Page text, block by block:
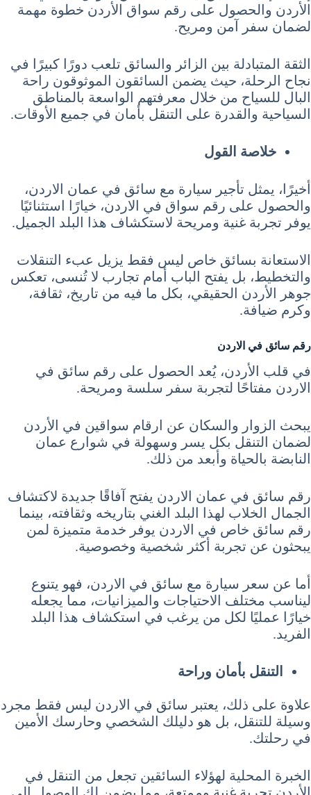
الأردن والحصول على رقم سواق الأردن خطوة مهمة
لضمان سفر آمن ومريح.
الثقة المتبادلة بين الزائر والسائق تلعب دورًا كبيرًا في
نجاح الرحلة، حيث يضمن السائقون الموثوقون راحة
البال للسياح من خلال معرفتهم الواسعة بالمناطق
السياحية والقدرة على التنقل بأمان في جميع الأوقات.
خلاصة القول
أخيرًا، يمثل تأجير سيارة مع سائق في عمان الاردن،
والحصول على رقم سواق في الاردن، خيارًا استثنائيًا
يوفر تجربة غنية ومريحة لاستكشاف هذا البلد الجميل.
الاستعانة بسائق خاص ليس فقط يزيل عبء التنقلات
والتخطيط، بل يفتح الباب أمام تجارب لا تُنسى، تعكس
جوهر الأردن الحقيقي، بكل ما فيه من تاريخ، ثقافة،
وكرم ضيافة.
رقم سائق في الاردن
في قلب الأردن، يُعد الحصول على رقم سائق في
الاردن مفتاحًا لتجربة سفر سلسة ومريحة.
يبحث الزوار والسكان عن ارقام سواقين في الأردن
لضمان التنقل بكل يسر وسهولة في شوارع عمان
النابضة بالحياة وأبعد من ذلك.
رقم سائق في عمان الاردن يفتح آفاقًا جديدة لاكتشاف
الجمال الخلاب لهذا البلد الغني بتاريخه وثقافته، بينما
رقم سائق خاص في الاردن يوفر خدمة متميزة لمن
يبحثون عن تجربة أكثر شخصية وخصوصية.
أما عن سعر سيارة مع سائق في الاردن، فهو يتنوع
ليناسب مختلف الاحتياجات والميزانيات، مما يجعله
خيارًا عمليًا لكل من يرغب في استكشاف هذا البلد
الفريد.
التنقل بأمان وراحة
علاوة على ذلك، يعتبر سائق في الاردن ليس فقط مجرد
وسيلة للتنقل، بل هو دليلك الشخصي وحارسك الأمين
في رحلتك.
الخبرة المحلية لهؤلاء السائقين تجعل من التنقل في